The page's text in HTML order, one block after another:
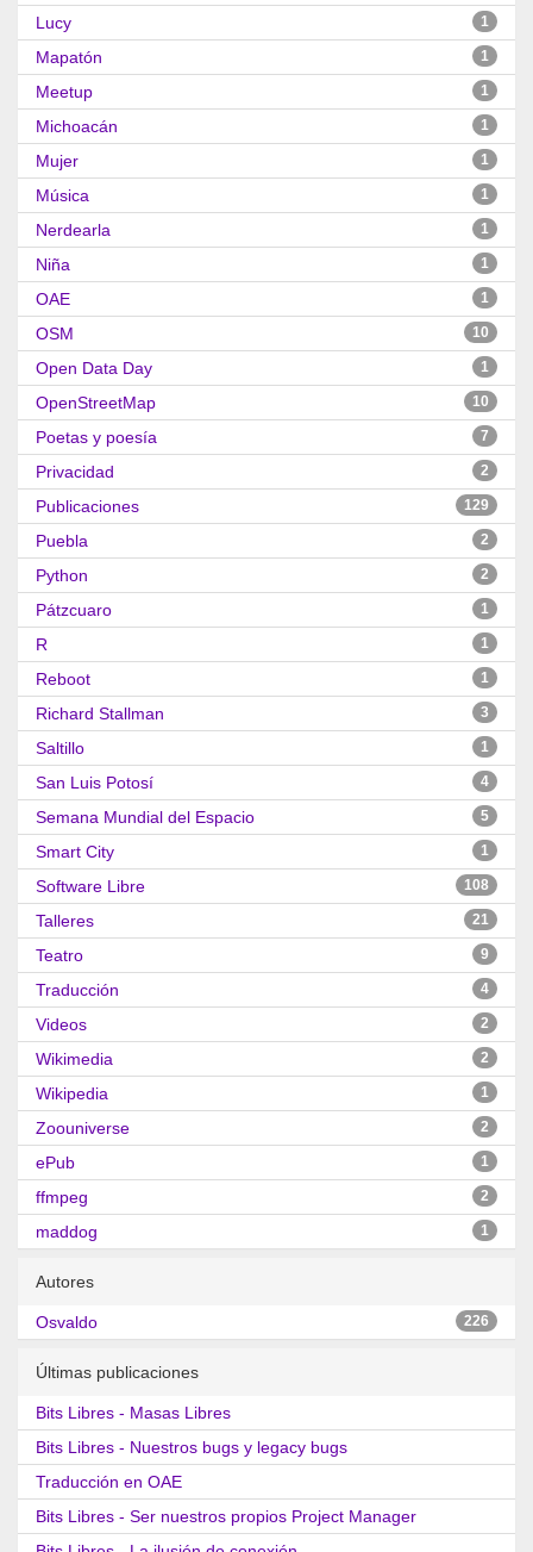
Lucy 1
Mapatón 1
Meetup 1
Michoacán 1
Mujer 1
Música 1
Nerdearla 1
Niña 1
OAE 1
OSM 10
Open Data Day 1
OpenStreetMap 10
Poetas y poesía 7
Privacidad 2
Publicaciones 129
Puebla 2
Python 2
Pátzcuaro 1
R 1
Reboot 1
Richard Stallman 3
Saltillo 1
San Luis Potosí 4
Semana Mundial del Espacio 5
Smart City 1
Software Libre 108
Talleres 21
Teatro 9
Traducción 4
Videos 2
Wikimedia 2
Wikipedia 1
Zoouniverse 2
ePub 1
ffmpeg 2
maddog 1
Autores
Osvaldo 226
Últimas publicaciones
Bits Libres - Masas Libres
Bits Libres - Nuestros bugs y legacy bugs
Traducción en OAE
Bits Libres - Ser nuestros propios Project Manager